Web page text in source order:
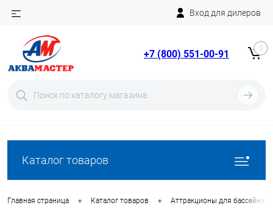
Вход для дилеров
+7 (800) 551-00-91 0
Каталог товаров
Главная страница • Каталог товаров • Аттракционы для бассейна